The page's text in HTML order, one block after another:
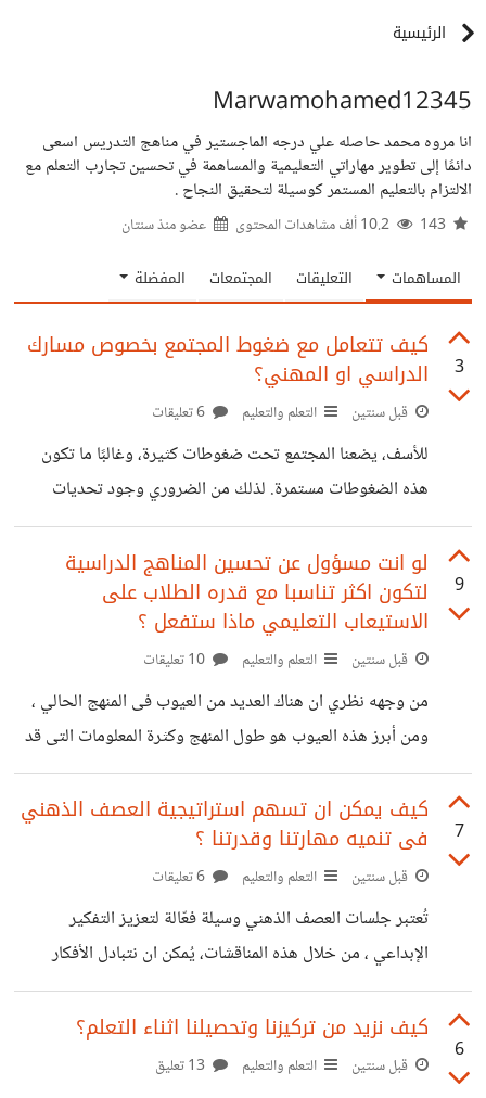
الرئيسية
Marwamohamed12345
انا مروه محمد حاصله علي درجه الماجستير في مناهج التدريس اسعى
دائمًا إلى تطوير مهاراتي التعليمية والمساهمة في تحسين تجارب التعلم مع
الالتزام بالتعليم المستمر كوسيلة لتحقيق النجاح .
عضو منذسنتان
المساهمات التعليقات المجتمعات المفضلة
3
كيف تتعامل مع ضغوط المجتمع بخصوص مسارك
الدراسي او المهني؟
قبل سنتين التعلم والتعليم
للأسف، يضعنا المجتمع تحت ضغوطات كثيرة، وغالبًا ما تكون
هذه الضغوطات مستمرة. لذلك من الضروري وجود تحديات
للتخفيف من شعور الضغط والتوتر والحيرة، ومحاولة التعامل
معها بشكل فعّال. ومن وجهه نظري ، أقوم بالتعامل مع هذه
الضغوطات بخصوص المسار المهني بهذه الطريقة. أولًا، لابد من
معرفه سبب الضغط ، ثم نبدأ فى التعامل معه بشكل مباشر. ثانيا،
من الضروري وضع حدود لساعات العمل، بحيث نحدد وقتًا معينًا
للعمل ووقت للرحة، ونتجنب الضغط الناتج عن العمل المستمر
على مدار 24 ساعة.
9
لو انت مسؤول عن تحسين المناهج الدراسية
لتكون اكثر تناسبا مع قدره الطلاب على
الاستيعاب التعليمي ماذا ستفعل ؟
قبل سنتين التعلم والتعليم
من وجهه نظري ان هناك العديد من العيوب فى المنهج الحالي ،
ومن أبرز هذه العيوب هو طول المنهج وكثرة المعلومات التى قد
تفوق قدرة الطفل على الاستيعاب. مثلا ، يتضمن منهج العلوم فى
الصف الرابع مصطلحات إنجليزية معقدة، يصعب على الطفل
نطقها وفهمها، مما يخلق عائقاً أمام فهمه للمحتوى. بالإضافة إلى
ذلك، يفتقر المنهج إلى التدريب الكافي للمعلمين، مما يؤدي إلى
عدم قدرتهم على توصيل المعلومات بشكل فعال. وأيضا عدم
وجود زيارات تعلميه لعدم وجود إمكانيات مدرسيه ،مثلا ،
7
كيف يمكن ان تسهم استراتيجية العصف الذهني
فى تنميه مهارتنا وقدرتنا ؟
قبل سنتين التعلم والتعليم
تُعتبر جلسات العصف الذهني وسيلة فعّالة لتعزيز التفكير
الإبداعي ، من خلال هذه المناقشات، يُمكن ان نتبادل الأفكار
والحلول لمشكلة معينة، مما يُشجع على التفكير خارج الصندوق
فتبدأ الجلسة عادةً بطرح سؤال أو مشكلة، ويتبع ذلك حوار
مفتوح حيث يُشجع الموظفين على تقديم أفكار متنوعة وغير
6
كيف نزيد من تركيزنا وتحصيلنا اثناء التعلم؟
قبل سنتين التعلم والتعليم